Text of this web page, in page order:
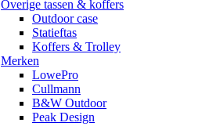
Overige tassen & koffers
Outdoor case
Statieftas
Koffers & Trolley
Merken
LowePro
Cullmann
B&W Outdoor
Peak Design